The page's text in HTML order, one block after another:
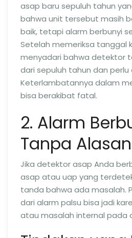
asap baru sepuluh tahun
bahwa unit tersebut masih
baik, tetapi alarm berbunyi
Setelah memeriksa tanggal
menyadari bahwa detektor
dari sepuluh tahun dan perlu
Keterlambatannya dalam
bisa berakibat fatal.
2. Alarm
Tanpa Alasan
Jika detektor asap Anda
asap atau uap yang
tanda bahwa ada masalah.
dari alarm palsu bisa jadi
atau masalah internal pada